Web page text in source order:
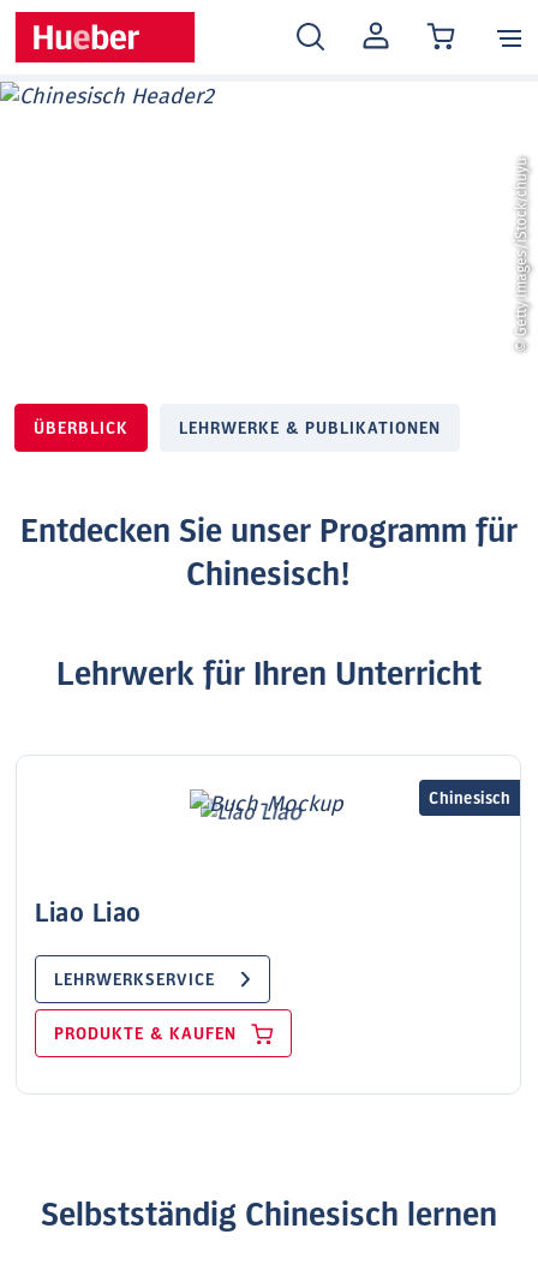
MEIN
KONTO
© Getty Images/iStock/chuyu
ÜBERBLICK LEHRWERKE & PUBLIKATIONEN
Entdecken Sie unser Programm für
Chinesisch!
Lehrwerk für Ihren Unterricht
Chinesisch
Liao Liao
LEHRWERKSERVICE
PRODUKTE & KAUFEN
Selbstständig Chinesisch lernen